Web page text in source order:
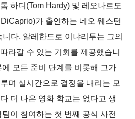
하디(Tom Hardy) 및 레오나르도
가 출연하는 네오 웨스턴
다. 알레한드로 이냐리투는 그의
라갈 수 있는 기회를 제공했습니
모든 준비 단계를 비롯해 그가
며 실시간으로 결정을 내리는 모
더 나은 영화 학교는 없다고 생
이 참여하는 첫 번째 공식 사전